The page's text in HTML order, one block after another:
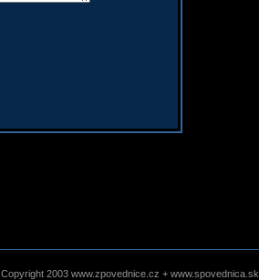
Copyright 2003 www.zpovednice.cz + www.spovednica.sk